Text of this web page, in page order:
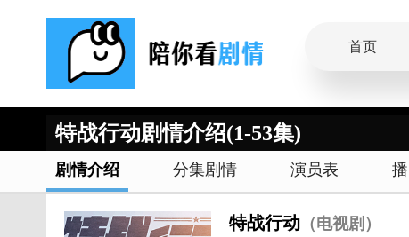
首页
特战行动剧情介绍(1-53集)
剧情介绍 分集剧情 演员表
特战行动 （电视剧）